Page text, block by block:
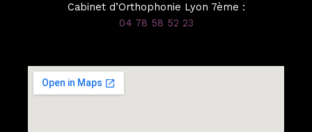
Cabinet d’Orthophonie Lyon 7ème :
04 78 58 52 23